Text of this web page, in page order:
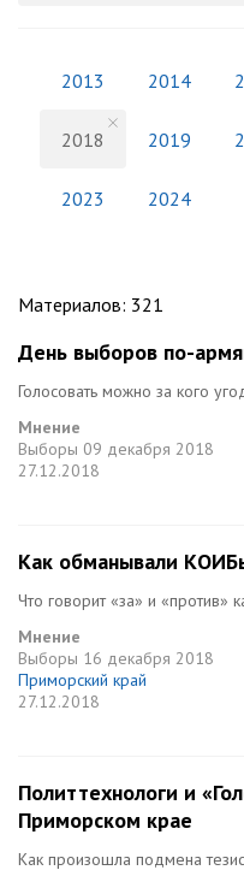
2013 2014
2018 2019
2023 2024
Материалов: 321
День выборов по-
Голосовать можно за кого
Мнение
Выборы 09 декабря 2018
27.12.2018
Как обманывали
Что говорит «за» и «против»
Мнение
Выборы 16 декабря 2018
Приморский край
27.12.2018
Политтехнологи и
Приморском крае
Как произошла подмена